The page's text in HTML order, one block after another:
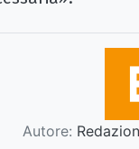
Autore: